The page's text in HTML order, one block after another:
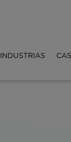
INDUSTRIAS